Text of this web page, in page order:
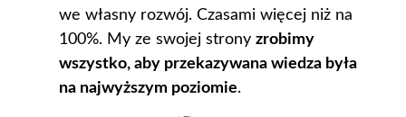
we własny rozwój. Czasami więcej niż na
100%. My ze swojej strony zrobimy
wszystko, aby przekazywana wiedza była
na najwyższym poziomie.